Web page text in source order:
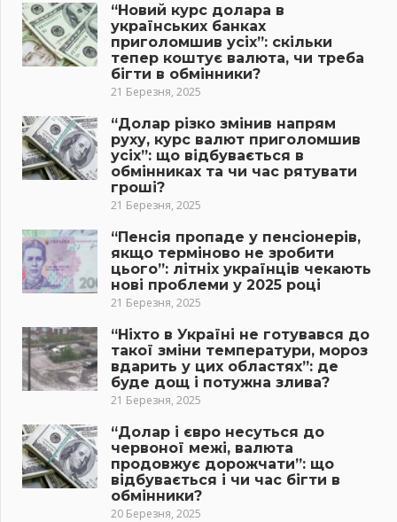
“Новий курс долара в
українських банках
приголомшив усіх”: скільки
тепер коштує валюта, чи треба
бігти в обмінники?
21 Березня, 2025
“Долар різко змінив напрям
руху, курс валют приголомшив
усіх”: що відбувається в
обмінниках та чи час рятувати
гроші?
21 Березня, 2025
“Пенсія пропаде у пенсіонерів,
якщо терміново не зробити
цього”: літніх українців чекають
нові проблеми у 2025 році
21 Березня, 2025
“Ніхто в Україні не готувався до
такої зміни температури, мороз
вдарить у цих областях”: де
буде дощ і потужна злива?
21 Березня, 2025
“Долар і євро несуться до
червоної межі, валюта
продовжує дорожчати”: що
відбувається і чи час бігти в
обмінники?
20 Березня, 2025